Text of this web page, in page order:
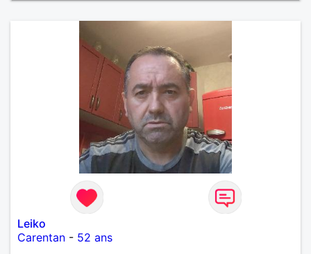
Leiko
Carentan - 52 ans